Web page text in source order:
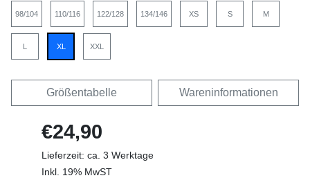
98/104 110/116 122/128 134/146 XS S M
L XL XXL
Größentabelle Wareninformationen
€24,90
Lieferzeit: ca. 3 Werktage
Inkl. 19% MwST